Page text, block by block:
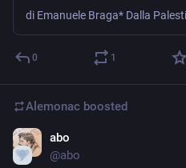
0 1
Alemonac boosted
abo
@abo